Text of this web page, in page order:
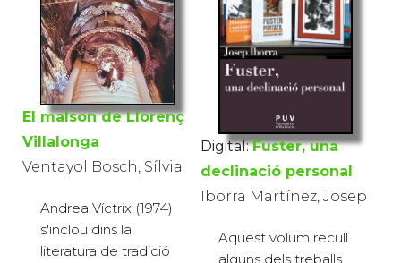
El malson de Llorenç
Villalonga
Ventayol Bosch, Sílvia
Andrea Víctrix (1974)
s'inclou dins la
literatura de tradició
Digital: Fuster, una
declinació personal
Iborra Martínez, Josep
Aquest volum recull
alguns dels treballs